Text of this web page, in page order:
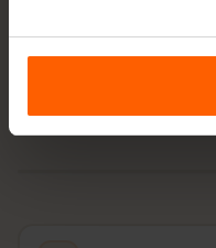
Активуйте
за
Готово за кілька